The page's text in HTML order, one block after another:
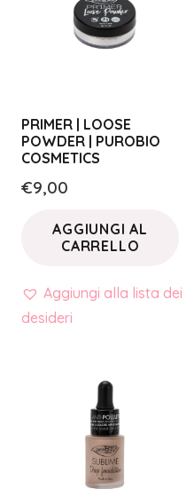
PRIMER | LOOSE
POWDER | PUROBIO
COSMETICS
€9,00
AGGIUNGI AL
CARRELLO
Aggiungi alla lista dei
desideri